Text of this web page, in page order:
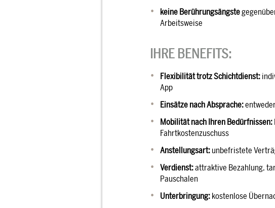
keine Berührungsängste
Arbeitsweise
IHRE BENEFITS:
Flexibilität trotz Schichtdienst:
App
Einsätze nach Absprache:
Mobilität nach Ihren Bedürfnissen:
Fahrtkostenzuschuss
Anstellungsart: unbefristete
Verdienst:attraktive Bezahlung,
Pauschalen
Unterbringung: kostenlose